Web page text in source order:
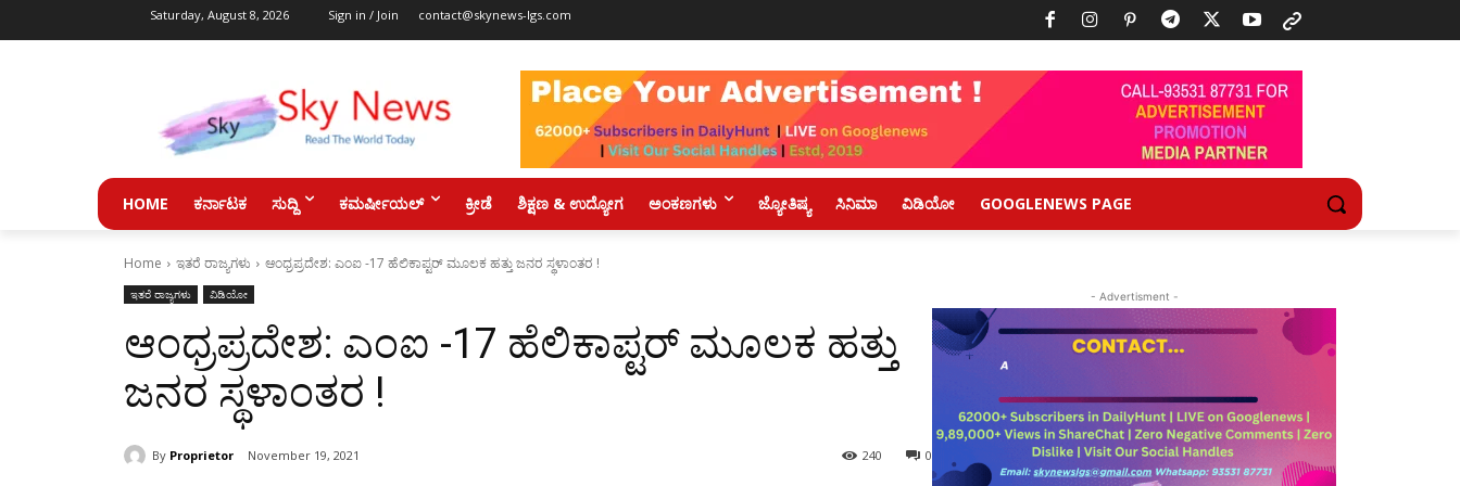
Saturday, August 8, 2026 Sign in / Join contact@skynews-lgs.com
HOME ಕರ್ನಾಟಕ ಸುದ್ದಿ ಕಮರ್ಷೀಯಲ್ ಕ್ರೀಡೆ ಶಿಕ್ಷಣ & ಉದ್ಯೋಗ ಅಂಕಣಗಳು ಜ್ಯೋತಿಷ್ಯ ಸಿನಿಮಾ ವಿಡಿಯೋ GOOGLENEWS PAGE
Home ಇತರೆ ರಾಜ್ಯಗಳು ಆಂಧ್ರಪ್ರದೇಶ: ಎಂಐ -17 ಹೆಲಿಕಾಪ್ಟರ್ ಮೂಲಕ ಹತ್ತು ಜನರ ಸ್ಥಳಾಂತರ !
ಇತರೆ ರಾಜ್ಯಗಳು ವಿಡಿಯೋ
ಆಂಧ್ರಪ್ರದೇಶ: ಎಂಐ -17 ಹೆಲಿಕಾಪ್ಟರ್ ಮೂಲಕ ಹತ್ತು
ಜನರ ಸ್ಥಳಾಂತರ !
By Proprietor November 19, 2021 0
240
- Advertisment -